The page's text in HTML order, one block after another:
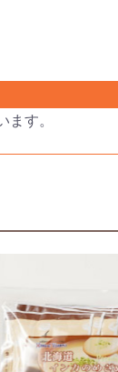
す。